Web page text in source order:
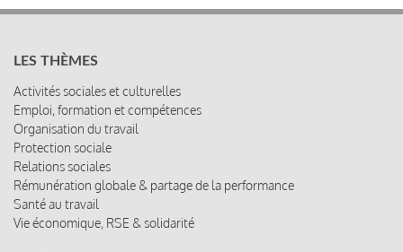
LES THÈMES
Activités sociales et culturelles
Emploi, formation et compétences
Organisation du travail
Protection sociale
Relations sociales
Rémunération globale & partage de la performance
Santé au travail
Vie économique, RSE & solidarité